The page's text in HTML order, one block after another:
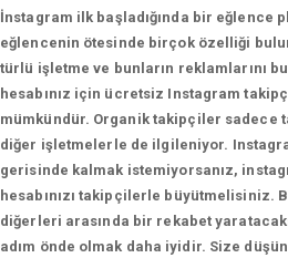
İnstagram ilk başladığında bir eğlence
eğlencenin ötesinde birçok özelliği
türlü işletme ve bunların reklamlarını
hesabınız için ücretsiz Instagram
mümkündür. Organik takipçiler sadece
diğer işletmelerle de ilgileniyor.
gerisinde kalmak istemiyorsanız,
hesabınızı takipçilerle büyütmelisiniz.
diğerleri arasında bir rekabet
adım önde olmak daha iyidir. Size